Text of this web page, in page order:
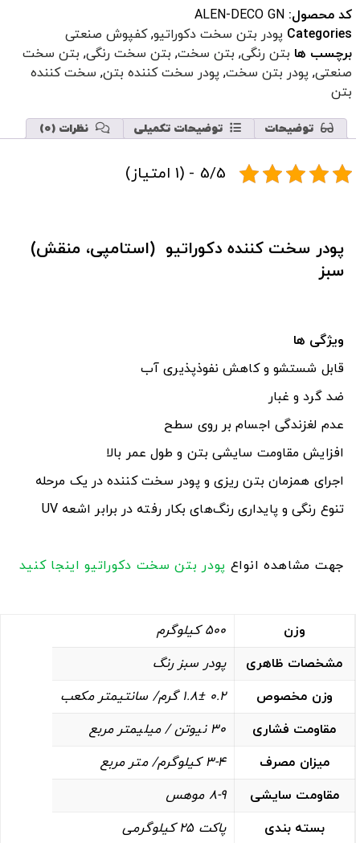
کد محصول: ALEN-DECO GN
Categories پودر بتن سخت دکوراتیو,کفپوش صنعتی
برچسب ها بتن رنگی, بتن سخت, بتن سخت رنگی, بتن سخت
صنعتی, پودر بتن سخت, پودر سخت کننده بتن, سخت کننده
بتن
توضیحات توضیحات تکمیلی نظرات (0)
5/5 - (1 امتیاز)
پودر سخت کننده دکوراتیو (استامپی، منقش)
سبز
ویژگی ها
قابل شستشو و کاهش نفوذپذیری آب
ضد گرد و غبار
عدم لغزندگی اجسام بر روی سطح
افزایش مقاومت سایشی بتن و طول عمر بالا
اجرای همزمان بتن ریزی و پودر سخت کننده در یک مرحله
تنوع رنگی و پایداری رنگ‌های بکار رفته در برابر اشعه UV
جهت مشاهده انواع پودر بتن سخت دکوراتیواینجا کنید
وزن
500 کیلوگرم
مشخصات ظاهری
پودر سبز رنگ
وزن مخصوص
0.2 1.8± گرم/ سانتیمتر مکعب
مقاومت فشاری
30 نیوتن / میلیمتر مربع
میزان مصرف
3-4 کیلوگرم/ متر مربع
مقاومت سایشی
8-9 موهس
بسته بندی
پاکت 25 کیلوگرمی